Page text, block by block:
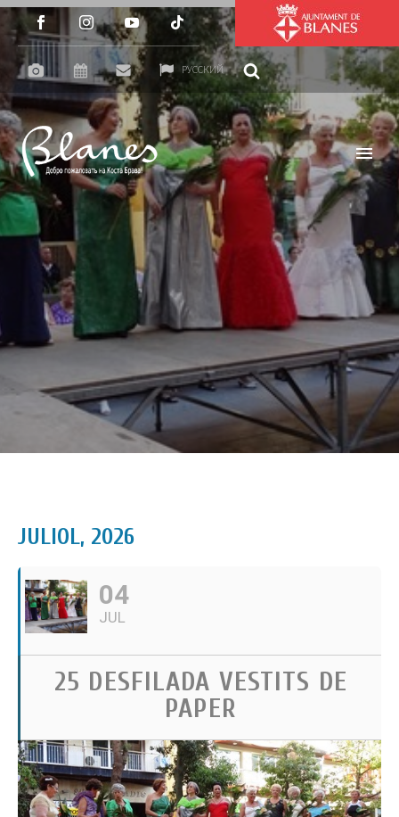
РУССКИЙ
JULIOL, 2026
04
JUL
25 DESFILADA VESTITS DE
PAPER